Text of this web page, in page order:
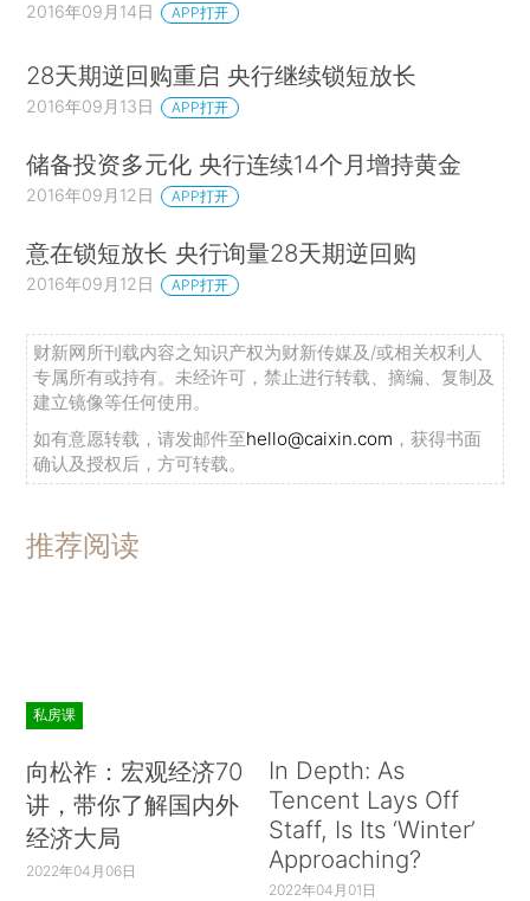
2016年09月14日 APP打开
28天期逆回购重启 央行继续锁短放长
2016年09月13日 APP打开
储备投资多元化 央行连续14个月增持黄金
2016年09月12日 APP打开
意在锁短放长 央行询量28天期逆回购
2016年09月12日 APP打开
财新网所刊载内容之知识产权为财新传媒及/或相关权利人
专属所有或持有。未经许可，禁止进行转载、摘编、复制及
建立镜像等任何使用。
如有意愿转载，请发邮件至hello@caixin.com ，获得书面
确认及授权后，方可转载。
推荐阅读
私房课
向松祚：宏观经济70
讲，带你了解国内外
经济大局
2022年04月06日
In Depth: As
Tencent Lays Off
Staff, Is Its ‘Winter’
Approaching?
2022年04月01日